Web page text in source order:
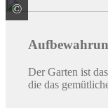
© HÖRMANN
Der Garten ist
die das